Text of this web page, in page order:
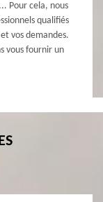
Pour cela, nous
qualifiés
vos demandes.
vous fournir un